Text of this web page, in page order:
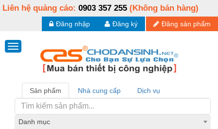
Liên hệ quảng cáo: 0903 357 255 (Không bán hàng)
Đăng sản phẩm
Đăng ký
Đăng nhập
Sản phẩm Nhà cung cấp Dịch vụ
Danh mục